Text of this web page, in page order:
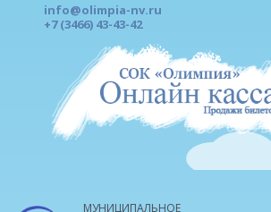
info@olimpia-nv.ru
+7 (3466) 43-43-42
МУНИЦИПАЛЬНОЕ